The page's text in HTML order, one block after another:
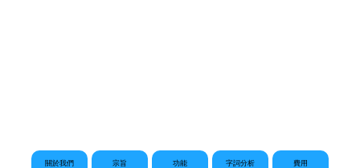
關於我們 宗旨 功能 字詞分析 費用